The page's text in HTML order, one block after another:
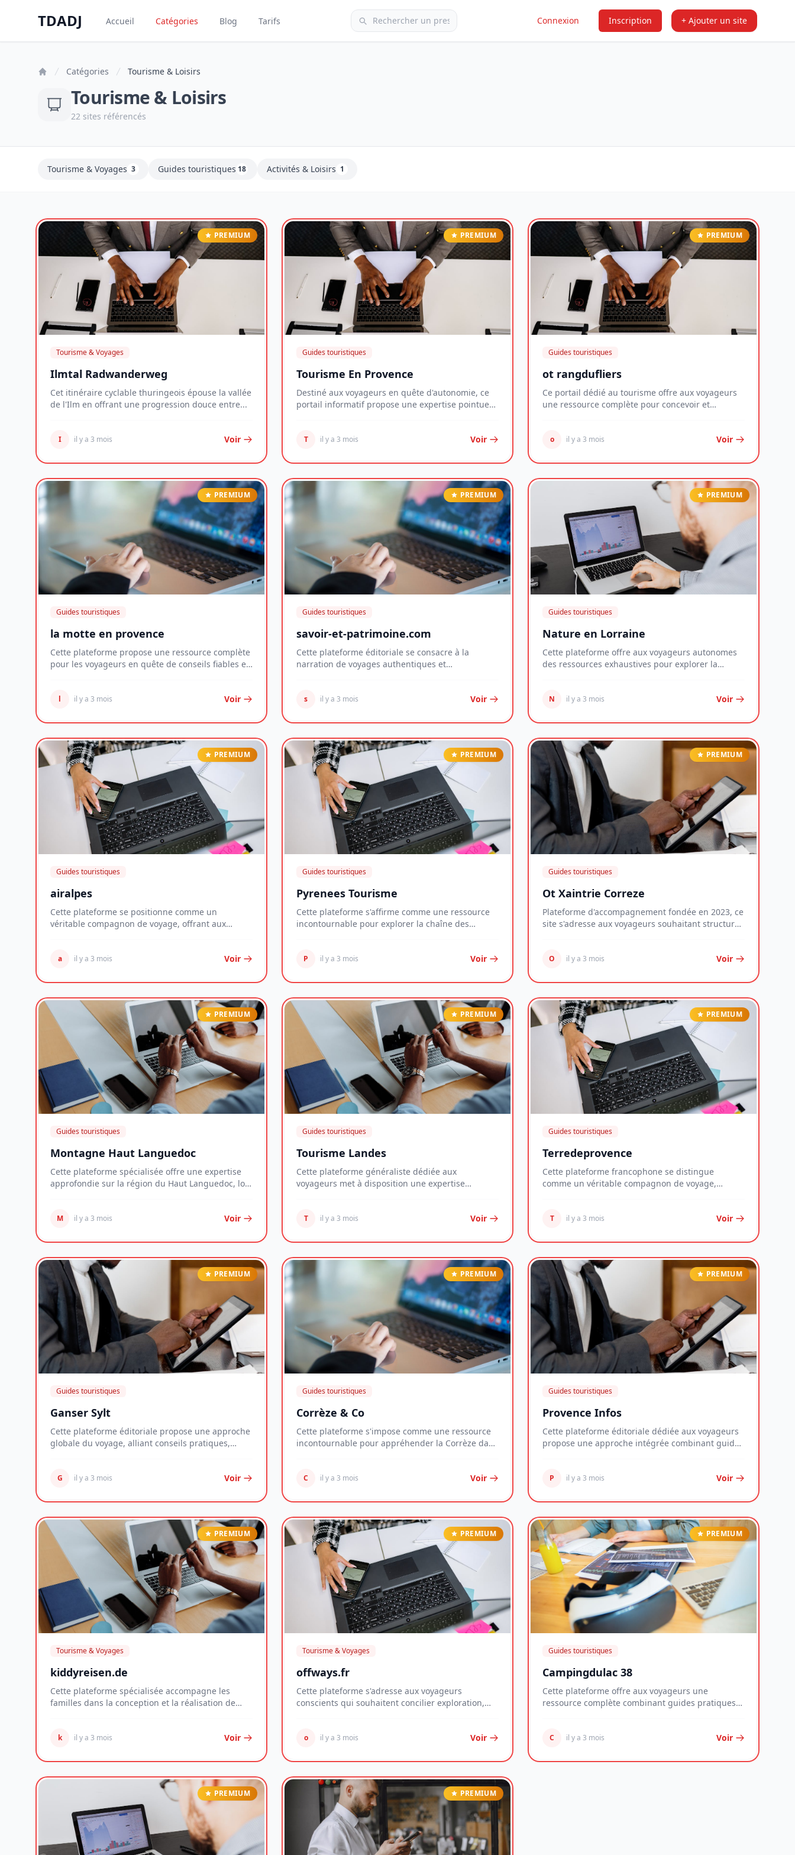
TDADJ
TDADJ Accueil Catégories Blog Tarifs Connexion Inscription + Ajouter un site
Catégories Tourisme & Loisirs
Tourisme & Loisirs
22 sites référencés
Tourisme & Voyages 3 Guides touristiques 18 Activités & Loisirs 1
PREMIUM
Tourisme & Voyages
Ilmtal Radwanderweg
Cet itinéraire cyclable thuringeois épouse la vallée
de l'Ilm en offrant une progression douce entre...
I il y a 3 mois Voir
PREMIUM
Guides touristiques
Tourisme En Provence
Destiné aux voyageurs en quête d'autonomie, ce
portail informatif propose une expertise pointue
T il y a 3 mois Voir
PREMIUM
Guides touristiques
ot rangdufliers
Ce portail dédié au tourisme offre aux voyageurs
une ressource complète pour concevoir et
o il y a 3 mois Voir
PREMIUM
Guides touristiques
la motte en provence
Cette plateforme propose une ressource complète
pour les voyageurs en quête de conseils fiables et
l il y a 3 mois Voir
PREMIUM
Guides touristiques
savoir-et-patrimoine.com
Cette plateforme éditoriale se consacre à la
narration de voyages authentiques et
s il y a 3 mois Voir
PREMIUM
Guides touristiques
Nature en Lorraine
Cette plateforme offre aux voyageurs autonomes
des ressources exhaustives pour explorer la
N il y a 3 mois Voir
PREMIUM
Guides touristiques
airalpes
Cette plateforme se positionne comme un
véritable compagnon de voyage, offrant aux
a il y a 3 mois Voir
PREMIUM
Guides touristiques
Pyrenees Tourisme
Cette plateforme s'affirme comme une ressource
incontournable pour explorer la chaîne des
P il y a 3 mois Voir
PREMIUM
Guides touristiques
Ot Xaintrie Correze
Plateforme d'accompagnement fondée en 2023, ce
site s'adresse aux voyageurs souhaitant structurer
O il y a 3 mois Voir
PREMIUM
Guides touristiques
Montagne Haut Languedoc
Cette plateforme spécialisée offre une expertise
approfondie sur la région du Haut Languedoc, loin
M il y a 3 mois Voir
PREMIUM
Guides touristiques
Tourisme Landes
Cette plateforme généraliste dédiée aux
voyageurs met à disposition une expertise
T il y a 3 mois Voir
PREMIUM
Guides touristiques
Terredeprovence
Cette plateforme francophone se distingue
comme un véritable compagnon de voyage,
T il y a 3 mois Voir
PREMIUM
Guides touristiques
Ganser Sylt
Cette plateforme éditoriale propose une approche
globale du voyage, alliant conseils pratiques,
G il y a 3 mois Voir
PREMIUM
Guides touristiques
Corrèze & Co
Cette plateforme s'impose comme une ressource
incontournable pour appréhender la Corrèze dans
C il y a 3 mois Voir
PREMIUM
Guides touristiques
Provence Infos
Cette plateforme éditoriale dédiée aux voyageurs
propose une approche intégrée combinant guides
P il y a 3 mois Voir
PREMIUM
Tourisme & Voyages
kiddyreisen.de
Cette plateforme spécialisée accompagne les
familles dans la conception et la réalisation de
k il y a 3 mois Voir
PREMIUM
Tourisme & Voyages
offways.fr
Cette plateforme s'adresse aux voyageurs
conscients qui souhaitent concilier exploration,
o il y a 3 mois Voir
PREMIUM
Guides touristiques
Campingdulac 38
Cette plateforme offre aux voyageurs une
ressource complète combinant guides pratiques
C il y a 3 mois Voir
PREMIUM PREMIUM